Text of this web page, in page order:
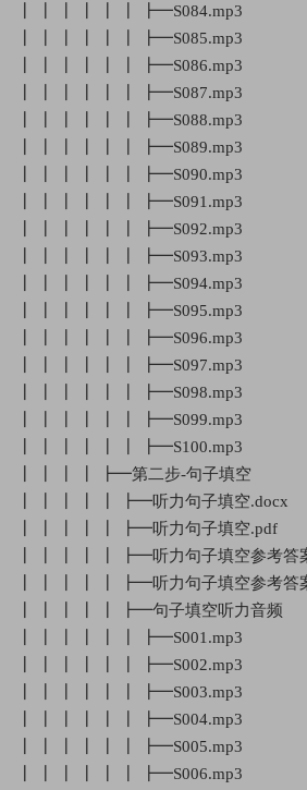
┃ ┃ ┃ ┃ ┃ ┃ ┣━S084.mp3
┃ ┃ ┃ ┃ ┃ ┃ ┣━S085.mp3
┃ ┃ ┃ ┃ ┃ ┃ ┣━S086.mp3
┃ ┃ ┃ ┃ ┃ ┃ ┣━S087.mp3
┃ ┃ ┃ ┃ ┃ ┃ ┣━S088.mp3
┃ ┃ ┃ ┃ ┃ ┃ ┣━S089.mp3
┃ ┃ ┃ ┃ ┃ ┃ ┣━S090.mp3
┃ ┃ ┃ ┃ ┃ ┃ ┣━S091.mp3
┃ ┃ ┃ ┃ ┃ ┃ ┣━S092.mp3
┃ ┃ ┃ ┃ ┃ ┃ ┣━S093.mp3
┃ ┃ ┃ ┃ ┃ ┃ ┣━S094.mp3
┃ ┃ ┃ ┃ ┃ ┃ ┣━S095.mp3
┃ ┃ ┃ ┃ ┃ ┃ ┣━S096.mp3
┃ ┃ ┃ ┃ ┃ ┃ ┣━S097.mp3
┃ ┃ ┃ ┃ ┃ ┃ ┣━S098.mp3
┃ ┃ ┃ ┃ ┃ ┃ ┣━S099.mp3
┃ ┃ ┃ ┃ ┃ ┃ ┣━S100.mp3
┃ ┃ ┃ ┃ ┣━第二步-句子填空
┃ ┃ ┃ ┃ ┃ ┣━听力句子填空.docx
┃ ┃ ┃ ┃ ┃ ┣━听力句子填空.pdf
┃ ┃ ┃ ┃ ┃ ┣━听力句子填空参考答
┃ ┃ ┃ ┃ ┃ ┣━听力句子填空参考答
┃ ┃ ┃ ┃ ┃ ┣━句子填空听力音频
┃ ┃ ┃ ┃ ┃ ┃ ┣━S001.mp3
┃ ┃ ┃ ┃ ┃ ┃ ┣━S002.mp3
┃ ┃ ┃ ┃ ┃ ┃ ┣━S003.mp3
┃ ┃ ┃ ┃ ┃ ┃ ┣━S004.mp3
┃ ┃ ┃ ┃ ┃ ┃ ┣━S005.mp3
┃ ┃ ┃ ┃ ┃ ┃ ┣━S006.mp3